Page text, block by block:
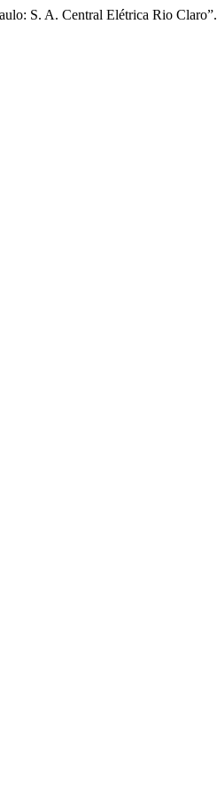
S. A. Central Elétrica Rio Claro”.